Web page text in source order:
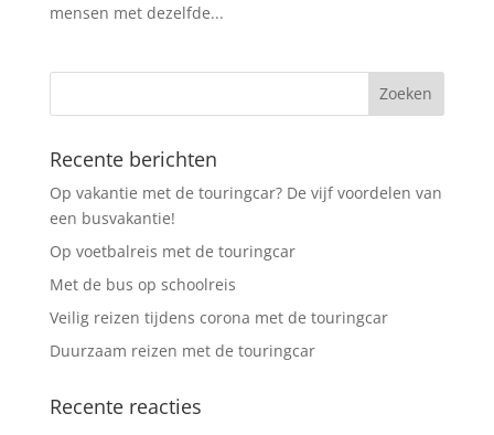
mensen met dezelfde...
Recente berichten
Op vakantie met de touringcar? De vijf voordelen van
een busvakantie!
Op voetbalreis met de touringcar
Met de bus op schoolreis
Veilig reizen tijdens corona met de touringcar
Duurzaam reizen met de touringcar
Recente reacties